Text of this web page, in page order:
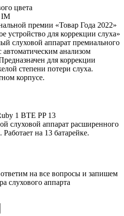
IM
премии «Товар Года 2022»
для коррекции слуха»
слуховой аппарат премиального
анализом
для коррекции
степени потери слуха.
корпусе.
1 BTE PP 13
аппарат расширенного
на 13 батарейке.
на все вопросы и запишем
слухового аппарта